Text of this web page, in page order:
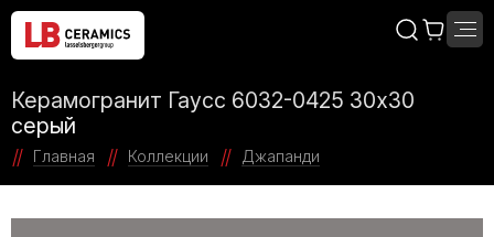
Керамогранит Гаусс 6032-0425 30x30
серый
Главная Коллекции Джапанди